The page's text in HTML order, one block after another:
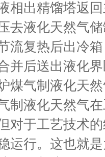
相出精馏塔返
去液化天然气
流复热后出冷
并后送出液化
气制液化天然
制液化天然气
对于工艺技术
运行。这也就